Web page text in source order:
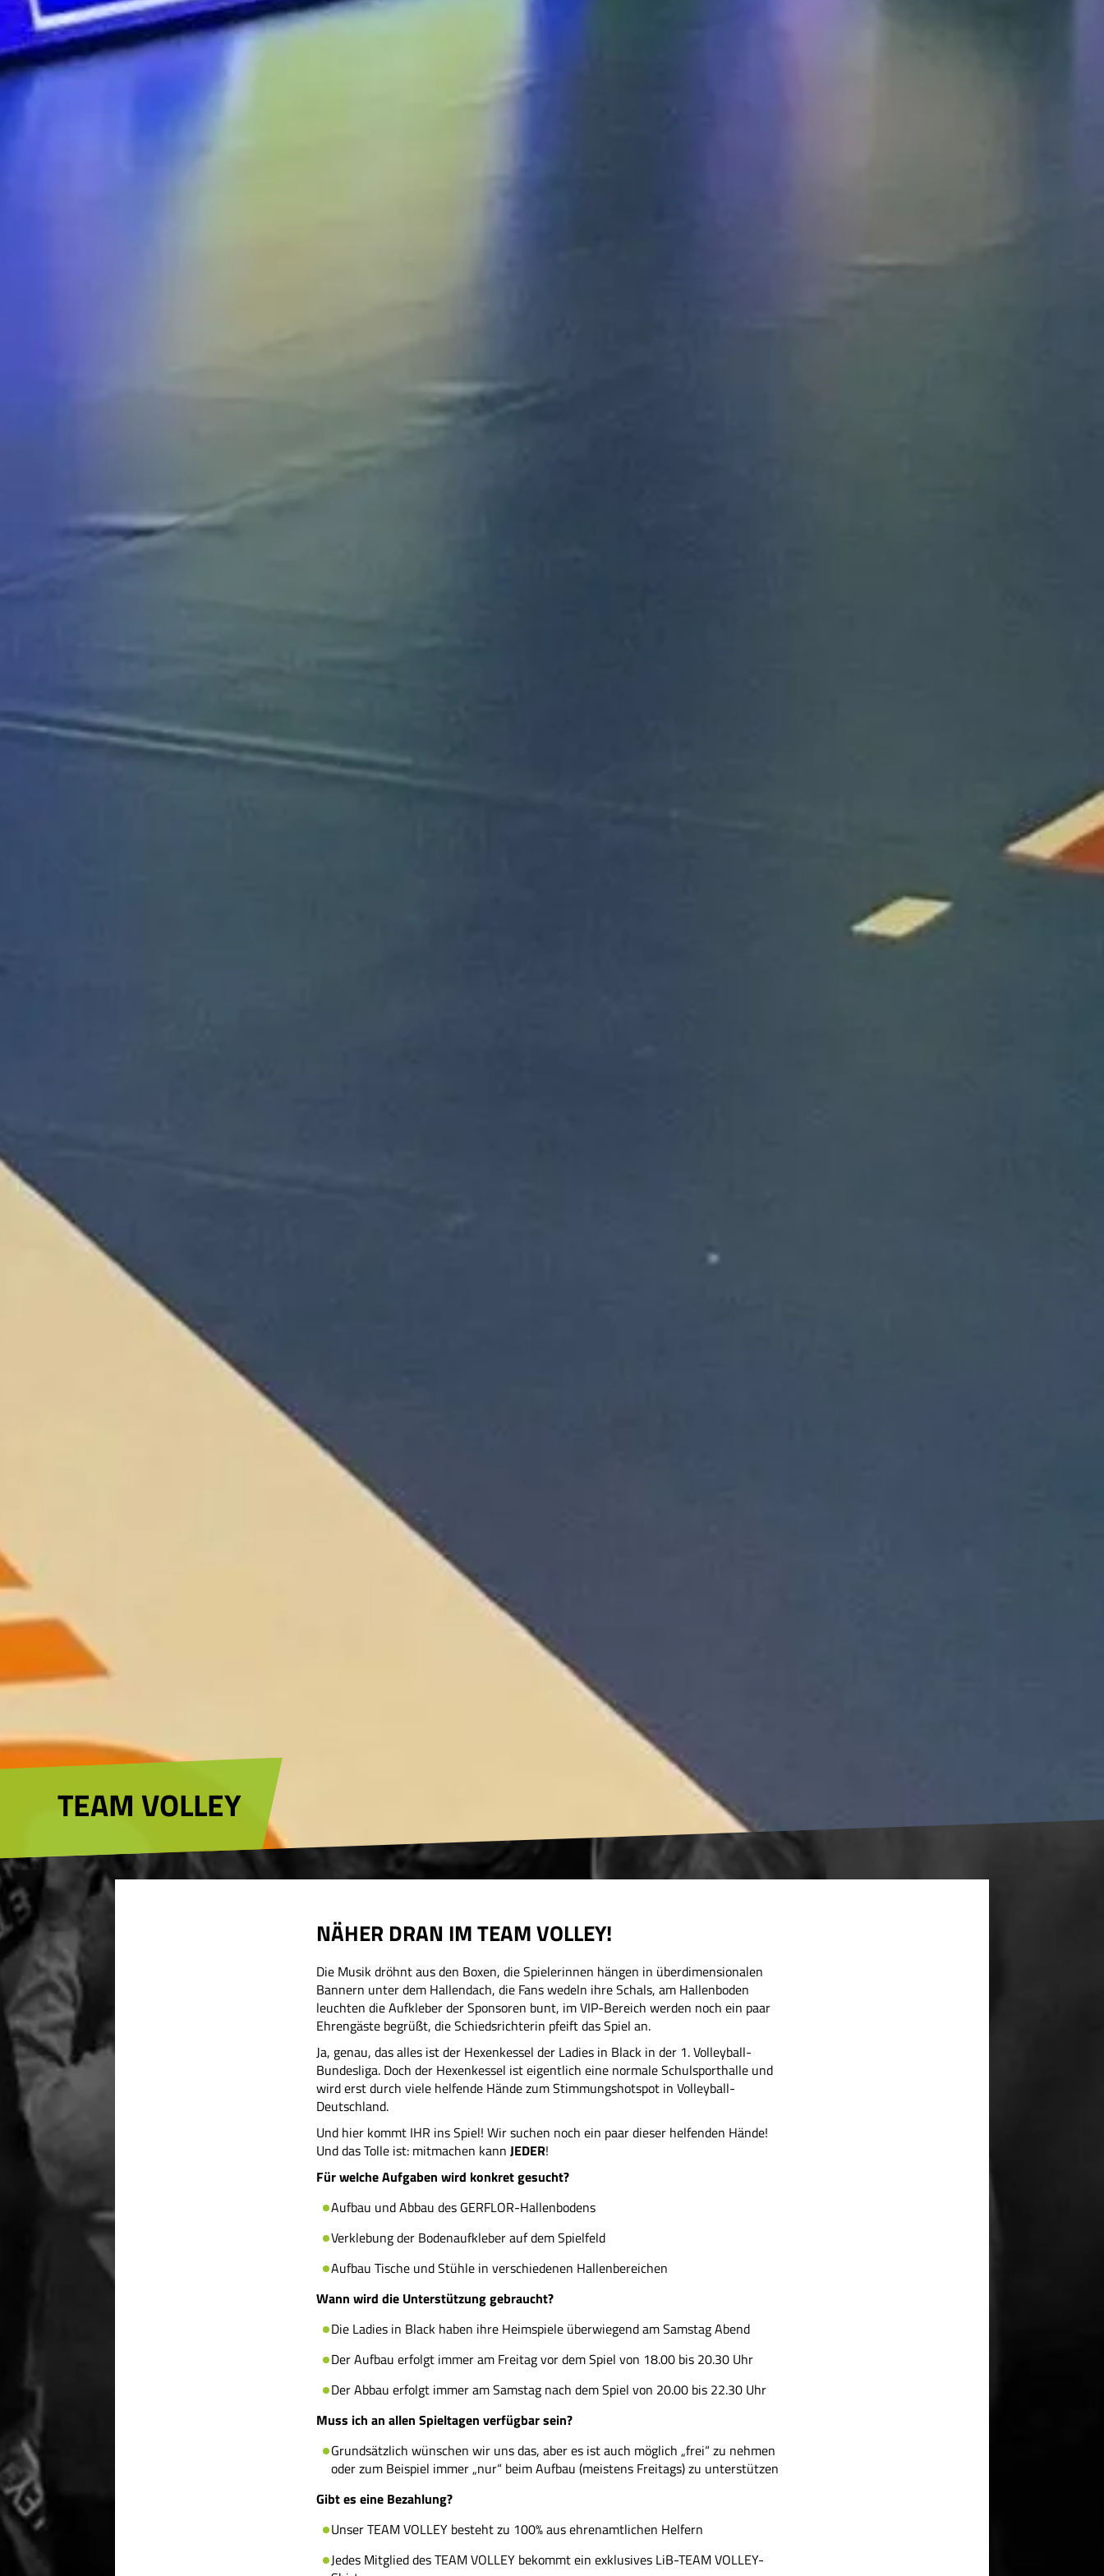
TEAM VOLLEY
NÄHER DRAN IM TEAM VOLLEY!
Die Musik dröhnt aus den Boxen, die Spielerinnen hängen in überdimensionalen
Bannern unter dem Hallendach, die Fans wedeln ihre Schals, am Hallenboden
leuchten die Aufkleber der Sponsoren bunt, im VIP-Bereich werden noch ein paar
Ehrengäste begrüßt, die Schiedsrichterin pfeift das Spiel an.
Ja, genau, das alles ist der Hexenkessel der Ladies in Black in der 1. Volleyball-
Bundesliga. Doch der Hexenkessel ist eigentlich eine normale Schulsporthalle und
wird erst durch viele helfende Hände zum Stimmungshotspot in Volleyball-
Deutschland.
Und hier kommt IHR ins Spiel! Wir suchen noch ein paar dieser helfenden Hände!
Und das Tolle ist: mitmachen kann JEDER!
Für welche Aufgaben wird konkret gesucht?
Aufbau und Abbau des GERFLOR-Hallenbodens
Verklebung der Bodenaufkleber auf dem Spielfeld
Aufbau Tische und Stühle in verschiedenen Hallenbereichen
Wann wird die Unterstützung gebraucht?
Die Ladies in Black haben ihre Heimspiele überwiegend am Samstag Abend
Der Aufbau erfolgt immer am Freitag vor dem Spiel von 18.00 bis 20.30 Uhr
Der Abbau erfolgt immer am Samstag nach dem Spiel von 20.00 bis 22.30 Uhr
Muss ich an allen Spieltagen verfügbar sein?
Grundsätzlich wünschen wir uns das, aber es ist auch möglich „frei“ zu nehmen
oder zum Beispiel immer „nur“ beim Aufbau (meistens Freitags) zu unterstützen
Gibt es eine Bezahlung?
Unser TEAM VOLLEY besteht zu 100% aus ehrenamtlichen Helfern
Jedes Mitglied des TEAM VOLLEY bekommt ein exklusives LiB-TEAM VOLLEY-